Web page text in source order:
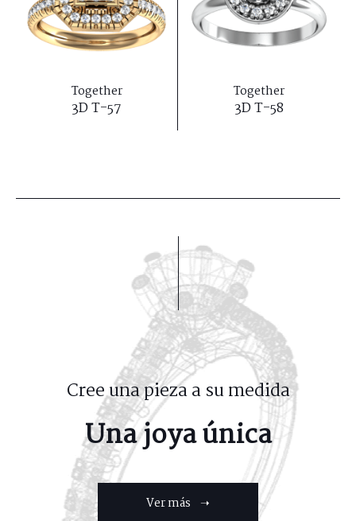
Together
3D T-57
Together
3D T-58
Cree una pieza a su medida
Una joya única
Ver más ➝